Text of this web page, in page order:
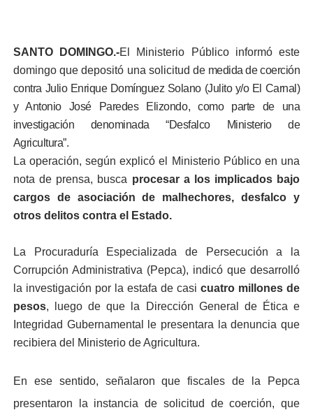
SANTO DOMINGO.-El Ministerio Público informó este
domingo que depositó una solicitud de medida de coerción
contra Julio Enrique Domínguez Solano (Julito y/o El Carnal)
y Antonio José Paredes Elizondo, como parte de una
investigación denominada “Desfalco Ministerio de
Agricultura”.
La operación, según explicó el Ministerio Público en una
nota de prensa, busca procesar a los implicados bajo
cargos de asociación de malhechores, desfalco y
otros delitos contra el Estado.
La Procuraduría Especializada de Persecución a la
Corrupción Administrativa (Pepca), indicó que desarrolló
la investigación por la estafa de casicuatro millones de
pesos, luego de que la Dirección General de Ética e
Integridad Gubernamental le presentara la denuncia que
recibiera del Ministerio de Agricultura.
En ese sentido, señalaron que fiscales de la Pepca
presentaron la instancia de solicitud de coerción, que